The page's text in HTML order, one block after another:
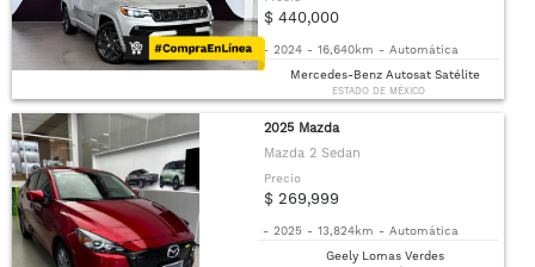
$ 440,000
- 2024 - 16,640km - Automática
Mercedes-Benz Autosat Satélite
ESTADO DE MÉXICO
2025 Mazda
Mazda 2 Sedan
Precio
$ 269,999
- 2025 - 13,824km - Automática
Geely Lomas Verdes